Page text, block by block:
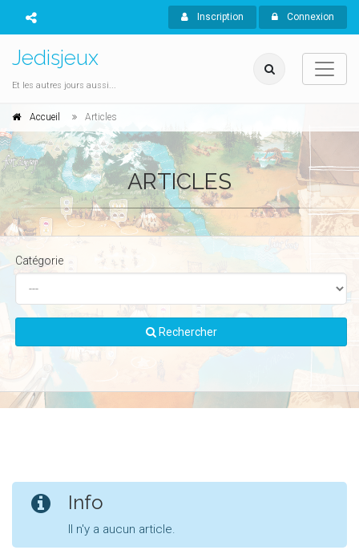
Inscription Connexion
Jedisjeux
Et les autres jours aussi...
Accueil Articles
ARTICLES
Catégorie
Rechercher
Info
Il n'y a aucun article.